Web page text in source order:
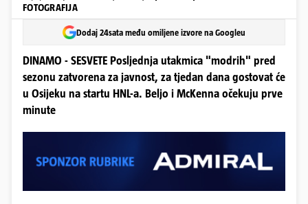
FOTOGRAFIJA
Dodaj 24sata među omiljene izvore na Googleu
DINAMO - SESVETE Posljednja utakmica "modrih" pred
sezonu zatvorena za javnost, za tjedan dana gostovat će
u Osijeku na startu HNL-a. Beljo i McKenna očekuju prve
minute